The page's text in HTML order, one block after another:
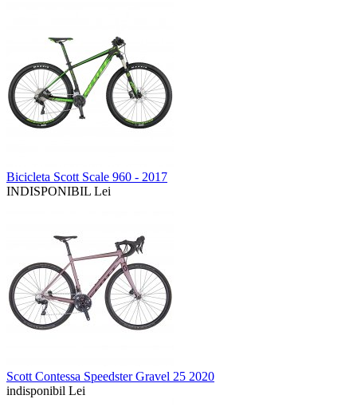
Bicicleta Scott Scale 960 - 2017
INDISPONIBIL Lei
Scott Contessa Speedster Gravel 25 2020
indisponibil Lei